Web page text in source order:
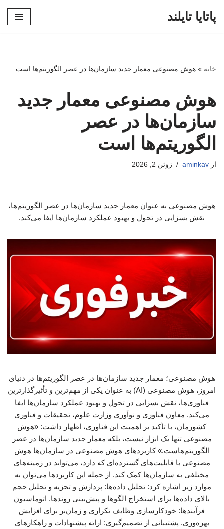
پاتایا تایلند
خانه » هوش مصنوعی معمار جدید سازمان‌ها در عصر الگوریتم‌ها است
هوش مصنوعی معمار جدید
سازمان‌ها در عصر
الگوریتم‌ها است
از aminkav ژوئن 2, 2026
هوش مصنوعی به عنوان معمار جدید سازمان‌ها در عصر الگوریتم‌ها،
نقش بسزایی در تحول و بهبود عملکرد سازمان‌ها ایفا می‌کند.
هوش مصنوعی؛ معمار جدید سازمان‌ها در عصر الگوریتم‌ها در دنیای
امروز، هوش مصنوعی (AI) به عنوان یکی از مهم‌ترین و تأثیرگذارترین
فناوری‌ها، نقش بسزایی در تحول و بهبود عملکرد سازمان‌ها ایفا
می‌کند. معاون فناوری و نوآوری وزارت علوم، تحقیقات و فناوری
کشورمان، با تأکید بر اهمیت این فناوری، اظهار داشت: «هوش
مصنوعی تنها یک ابزار نیست، بلکه معمار جدید سازمان‌ها در عصر
الگوریتم‌هاست.» کاربردهای هوش مصنوعی در سازمان‌ها هوش
مصنوعی با قابلیت‌های گسترده‌ای که دارد، می‌تواند در زمینه‌های
مختلفی به سازمان‌ها کمک کند. از جمله این کاربردها می‌توان به
موارد زیر اشاره کرد: تحلیل داده‌ها: پردازش و تجزیه و تحلیل حجم
بالای داده‌ها برای استخراج الگوها و پیش‌بینی روندها. اتوماسیون
فرآیندها: خودکارسازی وظایف تکراری و زمان‌بر برای افزایش
بهره‌وری. پشتیبانی از تصمیم‌گیری: ارائه پیشنهادات و راهکارهای